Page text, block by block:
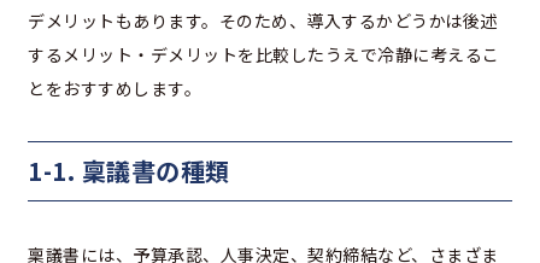
デメリットもあります。そのため、導入するかどうかは後述
するメリット・デメリットを比較したうえで冷静に考えるこ
とをおすすめします。
1-1. 稟議書の種類
稟議書には、予算承認、人事決定、契約締結など、さまざま